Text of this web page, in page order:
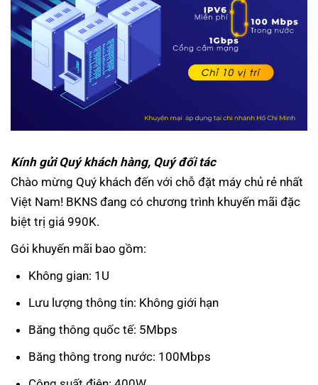
Kính gửi Quý khách hàng, Quý đối tác
Chào mừng Quý khách đến với chỗ đặt máy chủ rẻ nhất
Việt Nam! BKNS đang có chương trình khuyến mãi đặc
biệt trị giá 990K.
Gói khuyến mãi bao gồm:
Không gian: 1U
Lưu lượng thông tin: Không giới hạn
Băng thông quốc tế: 5Mbps
Băng thông trong nước: 100Mbps